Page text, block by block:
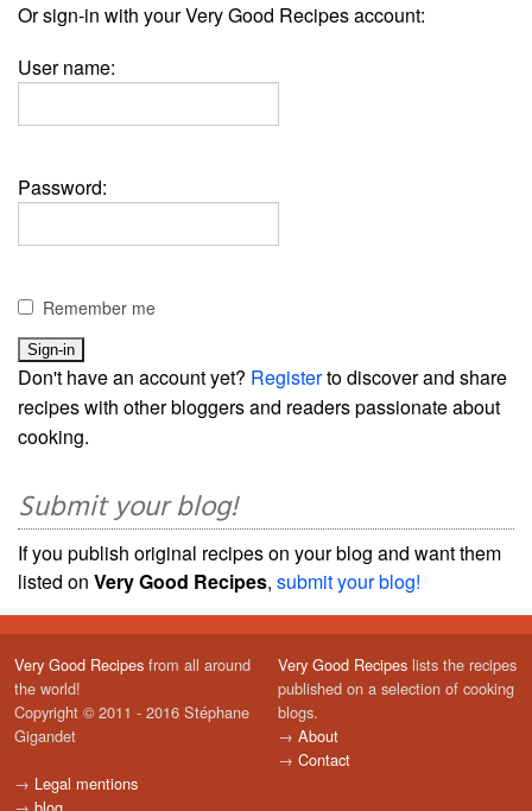
Or sign-in with your Very Good Recipes account:
User name:
Password:
Remember me
Don't have an account yet? Registerto discover and share
recipes with other bloggers and readers passionate about
cooking.
Submit your blog!
If you publish original recipes on your blog and want them
listed on Very Good Recipes, submit your blog!
Very Good Recipes from all around
the world!
Copyright © 2011 - 2016 Stéphane
Gigandet
→ Legal mentions
Very Good Recipes lists the recipes
published on a selection of cooking
blogs.
→ About
→ Contact